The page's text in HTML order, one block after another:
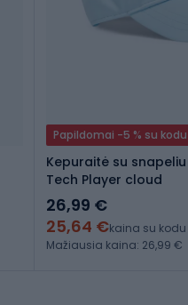
Papildomai -5 % su kodu
Kepuraitė su
Tech Player cloud
26,99 €
25,64 €kaina su kodu
Mažiausia kaina: 26,99 €